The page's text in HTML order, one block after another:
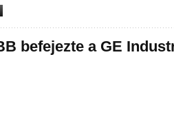
befejezte a GE